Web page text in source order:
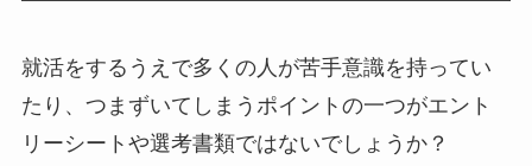
就活をするうえで多くの人が苦手意識を持ってい
たり、つまずいてしまうポイントの一つがエント
リーシートや選考書類ではないでしょうか？